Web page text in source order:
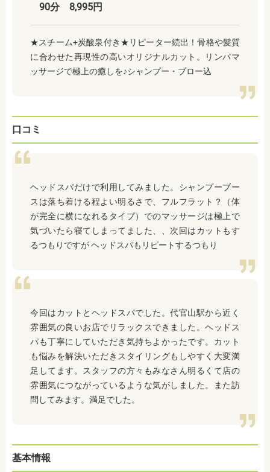
90分 8,995円
★スチーム+炭酸泉付き★リピーター続出！骨格や髪質
に合わせた再現性の高いオリジナルカット。リンパマ
ッサージで極上の癒しを♪シャンプー・ブロー込
口コミ
ヘッドスパだけで利用してみました。シャンプーブー
スは落ち着ける程よい明るさで、フルフラット？（体
が完全に横になれるタイプ）でのマッサージは極上で
気づいたら寝てしまってました、、次回はカットもす
るつもりですが ヘッドスパもリピートするつもり
今回はカットとヘッドスパでした。代官山駅から近く
雰囲気の良いお店でリラックスできました。ヘッドス
パも丁寧にしていただき気持ちよかったです。カット
も悩みを解決いただきスタイリングもしやすく大変満
足してます。スタッフの方々もみなさん明るくて店の
雰囲気につながっているような気がしました。また訪
問してみます。満足でした。
基本情報